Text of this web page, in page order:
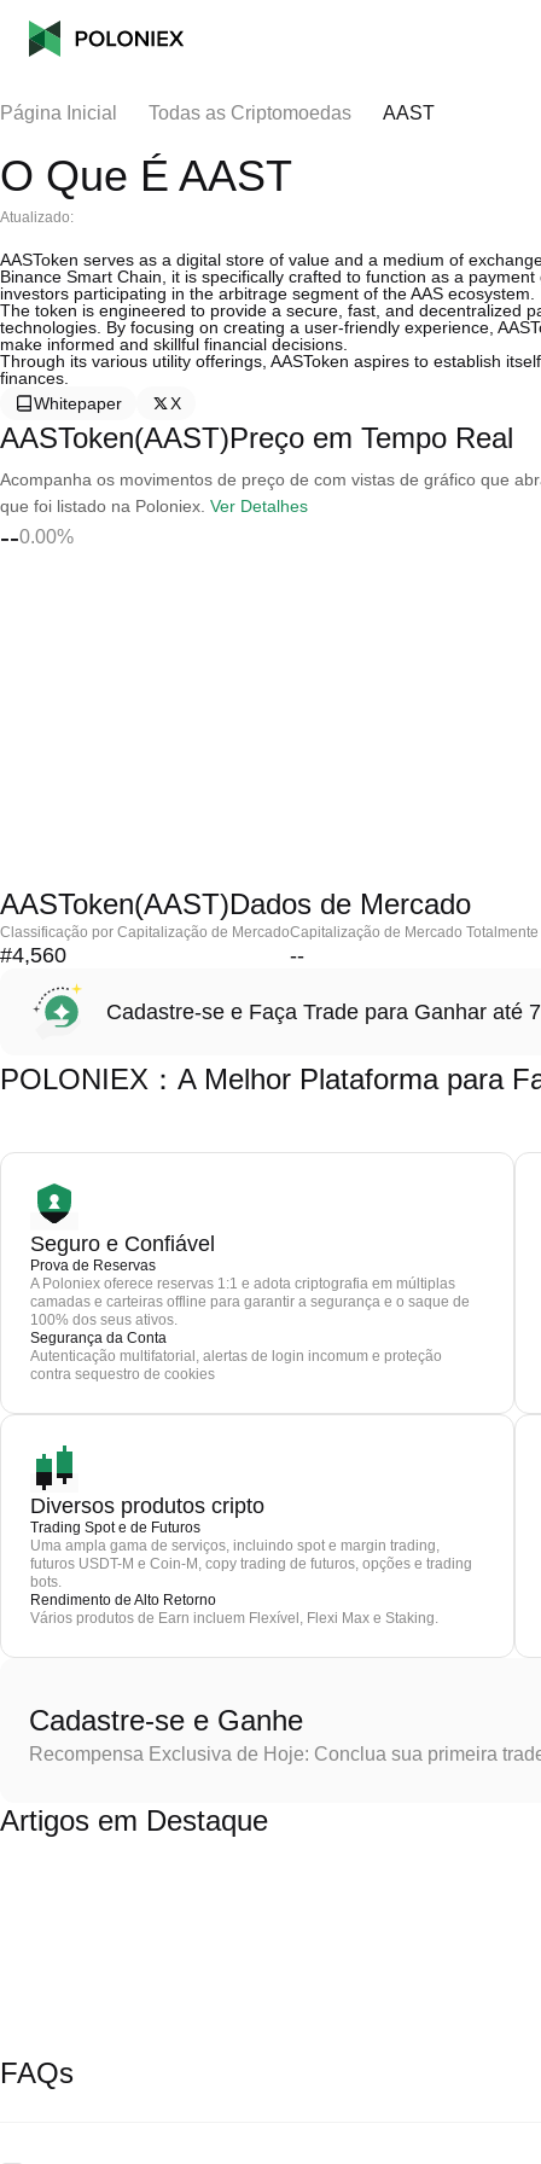
Página Inicial Todas as Criptomoedas AAST
O Que É AAST
Atualizado:
AASToken serves as a digital store of value and a medium of
Binance Smart Chain, it is specifically crafted to function as a
investors participating in the arbitrage segment of the AAS ecosystem.
The token is engineered to provide a secure, fast, and decentralized
technologies. By focusing on creating a user-friendly experience,
make informed and skillful financial decisions.
Through its various utility offerings, AASToken aspires to establish
finances.
Whitepaper
X
AASToken(AAST)Preço em Tempo Real
Acompanha os movimentos de preço de com vistas de gráfico que
que foi listado na Poloniex. Ver Detalhes
--0.00%
AASToken(AAST)Dados de Mercado
Classificação por Capitalização de Mercado
#4,560
Capitalização de Mercado
--
Cadastre-se e Faça Trade para Ganhar até
POLONIEX：A Melhor Plataforma para
Seguro e Confiável
Prova de Reservas
A Poloniex oferece reservas 1:1 e adota criptografia em múltiplas
camadas e carteiras offline para garantir a segurança e o saque de
100% dos seus ativos.
Segurança da Conta
Autenticação multifatorial, alertas de login incomum e proteção
contra sequestro de cookies
Diversos produtos cripto
Trading Spot e de Futuros
Uma ampla gama de serviços, incluindo spot e margin trading,
futuros USDT-M e Coin-M, copy trading de futuros, opções e trading
bots.
Rendimento de Alto Retorno
Vários produtos de Earn incluem Flexível, Flexi Max e Staking.
Cadastre-se e Ganhe
Recompensa Exclusiva de Hoje: Conclua sua primeira
Artigos em Destaque
FAQs